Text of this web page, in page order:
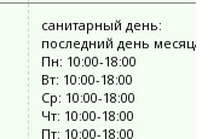
санитарный день:
последний день месяца
Пн: 10:00-18:00
Вт: 10:00-18:00
Ср: 10:00-18:00
Чт: 10:00-18:00
Пт: 10:00-18:00